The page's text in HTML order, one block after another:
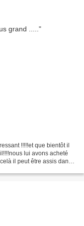
!!!!!et que bientôt il
lui avons acheté
il peut être assis dans